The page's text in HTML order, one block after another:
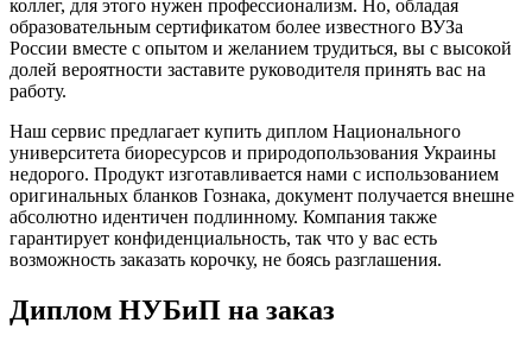
коллег, для этого нужен профессионализм. Но, обладая
образовательным сертификатом более известного ВУЗа
России вместе с опытом и желанием трудиться, вы с высокой
долей вероятности заставите руководителя принять вас на
работу.
Наш сервис предлагает купить диплом Национального
университета биоресурсов и природопользования Украины
недорого. Продукт изготавливается нами с использованием
оригинальных бланков Гознака, документ получается внешне
абсолютно идентичен подлинному. Компания также
гарантирует конфиденциальность, так что у вас есть
возможность заказать корочку, не боясь разглашения.
Диплом НУБиП на заказ